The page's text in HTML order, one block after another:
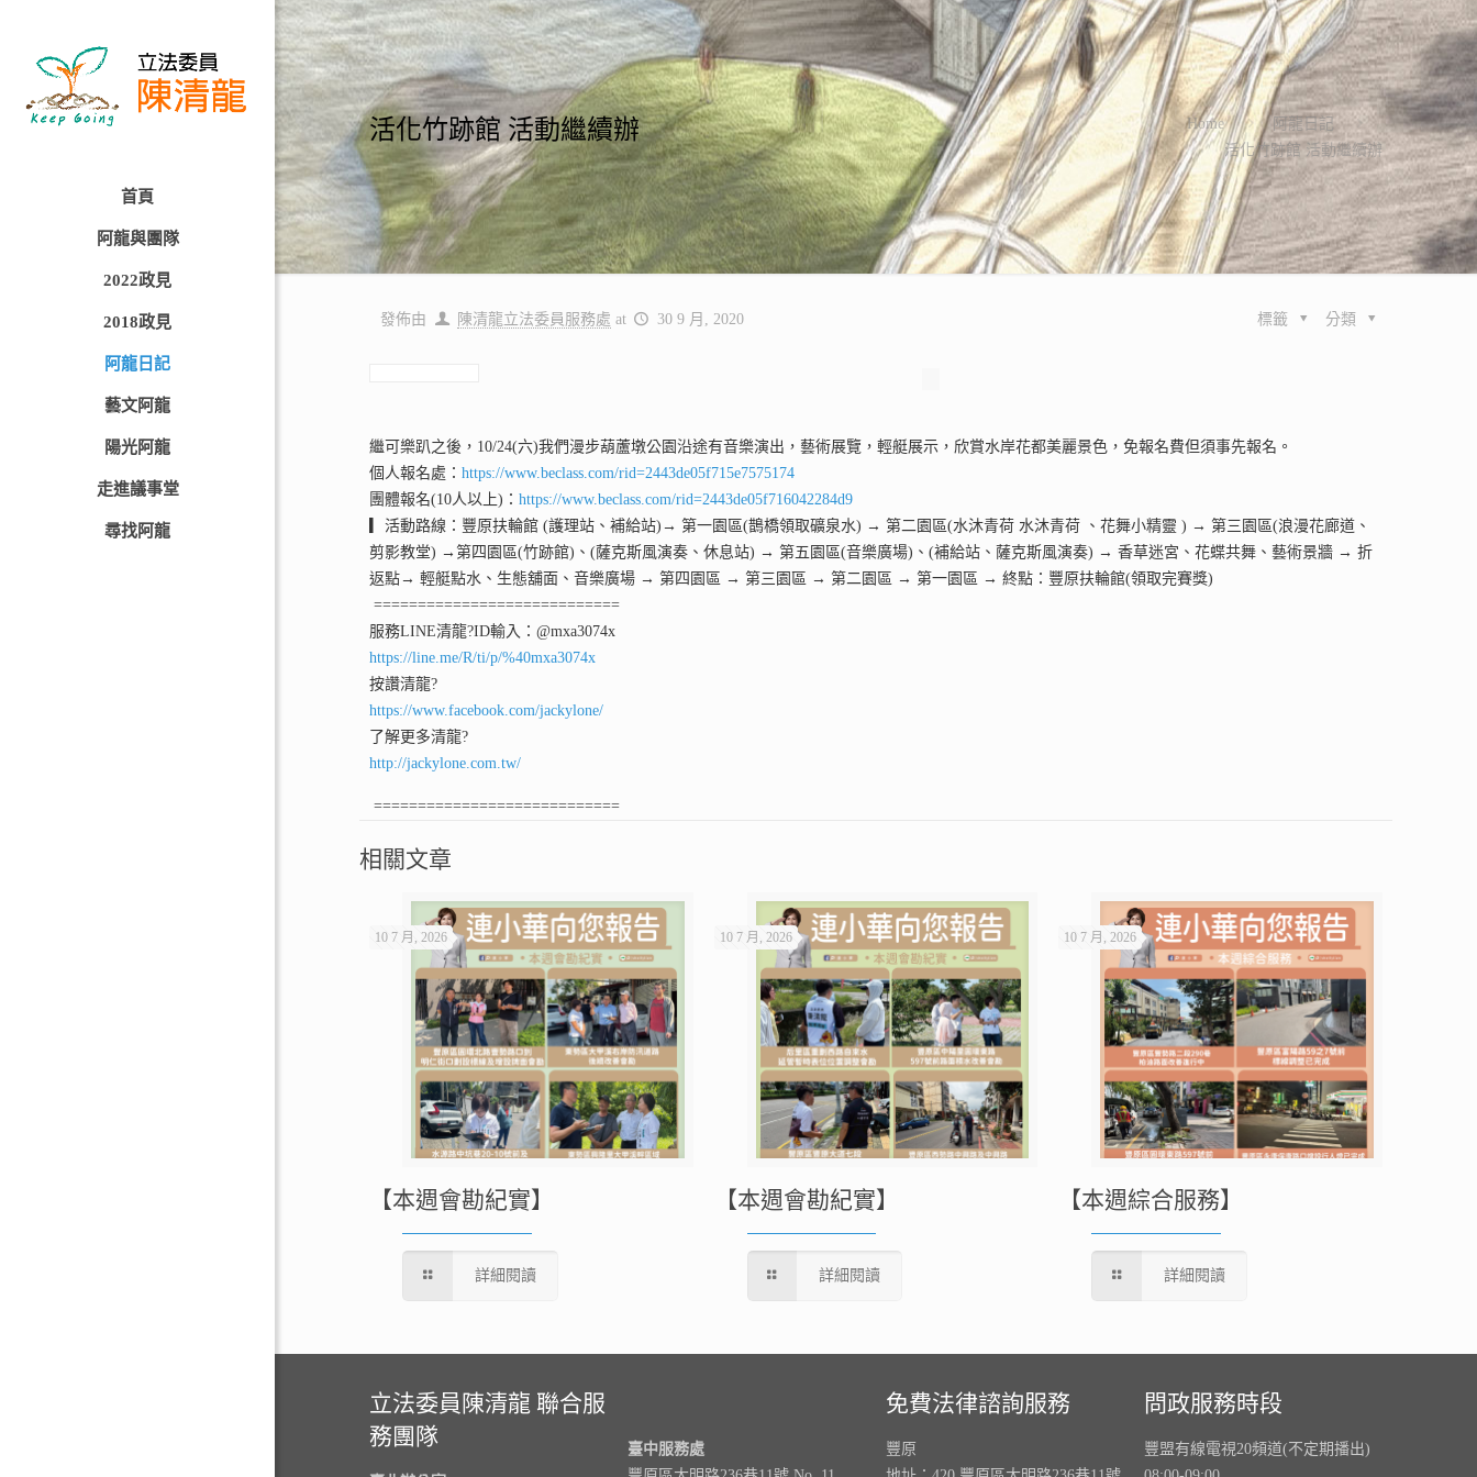
首頁
阿龍與團隊
2022政見
2018政見
阿龍日記
藝文阿龍
陽光阿龍
走進議事堂
尋找阿龍
活化竹跡館 活動繼續辦 Home
阿龍日記
活化竹跡館 活動繼續辦
發佈由 陳清龍立法委員服務處 at 30 9 月, 2020 分類
標籤
繼可樂趴之後，10/24(六)我們漫步葫蘆墩公園沿途有音樂演出，藝術展覽，輕艇展示，欣賞水岸花都美麗景色，免報名費但須事先報名。
個人報名處：https://www.beclass.com/rid=2443de05f715e7575174
團體報名(10人以上)：https://www.beclass.com/rid=2443de05f716042284d9
▎活動路線：豐原扶輪館 (護理站、補給站)→ 第一園區(鵲橋領取礦泉水) → 第二園區(水沐青荷 水沐青荷 、花舞小精靈 ) → 第三園區(浪漫花廊道、
剪影教堂) →第四園區(竹跡館)、(薩克斯風演奏、休息站) → 第五園區(音樂廣場)、(補給站、薩克斯風演奏) → 香草迷宮、花蝶共舞、藝術景牆 → 折
返點→ 輕艇點水、生態舖面、音樂廣場 → 第四園區 → 第三園區 → 第二園區 → 第一園區 → 終點：豐原扶輪館(領取完賽獎)
============================
服務LINE清龍?ID輸入：@mxa3074x
https://line.me/R/ti/p/%40mxa3074x
按讚清龍?
https://www.facebook.com/jackylone/
了解更多清龍?
http://jackylone.com.tw/
============================
相關文章
10 7 月, 2026
【本週會勘紀實】
詳細閱讀
10 7 月, 2026
【本週會勘紀實】
詳細閱讀
10 7 月, 2026
【本週綜合服務】
詳細閱讀
立法委員陳清龍 聯合服
務團隊
臺中服務處
免費法律諮詢服務
豐原
問政服務時段
豐盟有線電視20頻道(不定期播出)